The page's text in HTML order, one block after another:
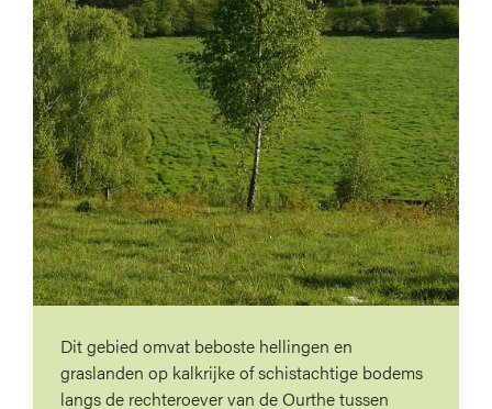
Dit gebied omvat beboste hellingen en
graslanden op kalkrijke of schistachtige bodems
langs de rechteroever van de Ourthe tussen